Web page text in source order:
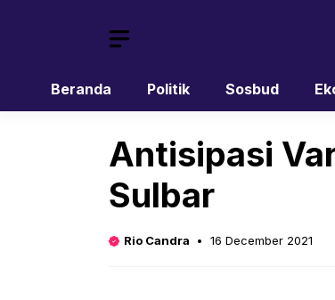
Beranda Politik Sosbud
Antisipasi
Sulbar
Rio Candra 16 December 2021